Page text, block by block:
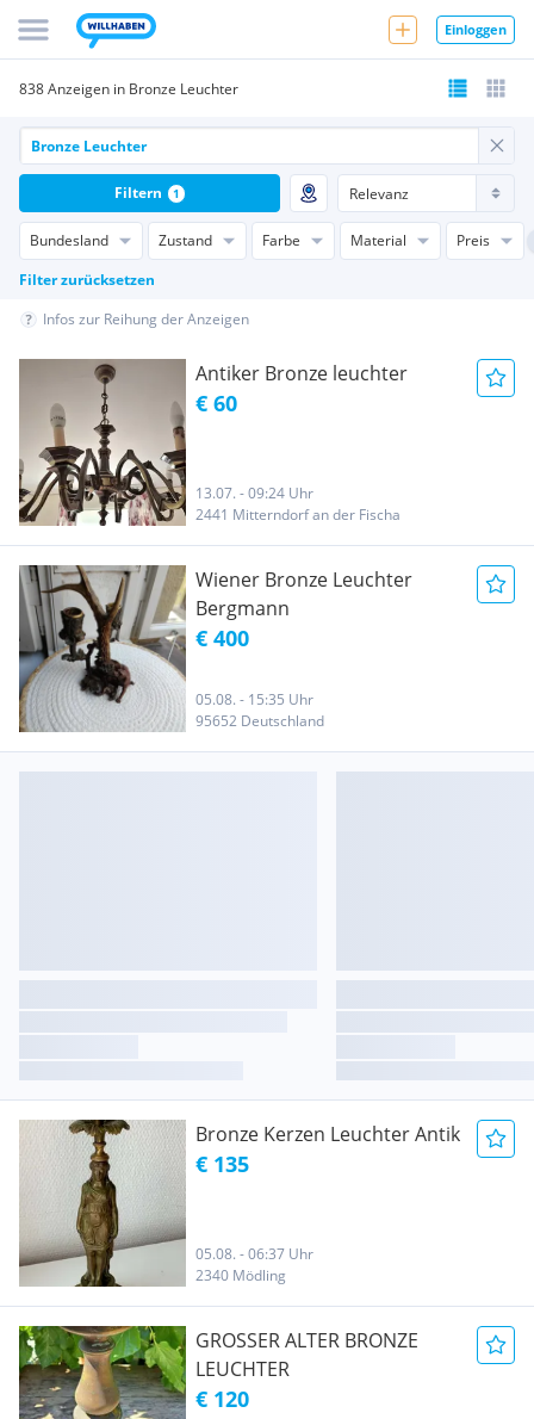
Einloggen
838 Anzeigen in Bronze Leuchter
Bundesland Zustand Farbe Material
Preis
Filter zurücksetzen
Filtern 1
Infos zur Reihung der Anzeigen
Antiker Bronze leuchter
€ 60
13.07. - 09:24 Uhr
2441 Mitterndorf an der Fischa
Wiener Bronze Leuchter
Bergmann
€ 400
05.08. - 15:35 Uhr
95652 Deutschland
Bronze Kerzen Leuchter Antik
€ 135
05.08. - 06:37 Uhr
2340 Mödling
GROSSER ALTER BRONZE
LEUCHTER
€ 120